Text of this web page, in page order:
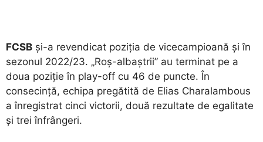
FCSB și-a revendicat poziția de vicecampioană și în
sezonul 2022/23. „Roș-albaștrii” au terminat pe a
doua poziție în play-off cu 46 de puncte. În
consecință, echipa pregătită de Elias Charalambous
a înregistrat cinci victorii, două rezultate de egalitate
și trei înfrângeri.